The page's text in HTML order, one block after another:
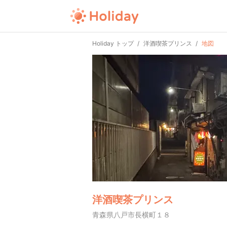
Holiday トップ 洋酒喫茶プリンス 地図
洋酒喫茶プリンス
青森県八戸市長横町１８